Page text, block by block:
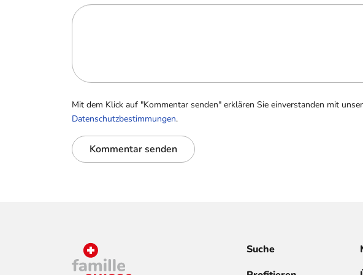
Mit dem Klick auf "Kommentar senden" erklären Sie einverstanden mit
Datenschutzbestimmungen.
Kommentar senden
Suche